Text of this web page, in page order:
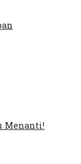
Menanti!